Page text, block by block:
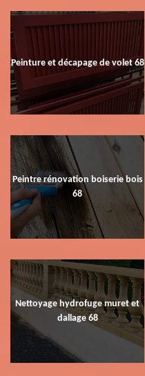
Peinture et décapage de volet 68
Peintre rénovation boiserie bois
68
Nettoyage hydrofuge muret et
dallage 68